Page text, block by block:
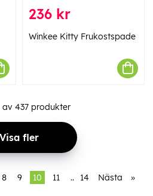
236 kr
Winkee Kitty Frukostspade
av 437produkter
Visa fler
8 9 10 11 .. 14 Nästa »